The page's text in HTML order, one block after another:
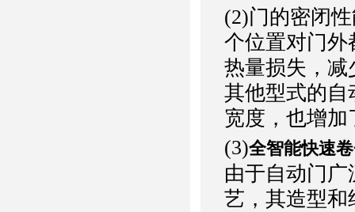
(2)门的密闭
个位置对门外
热量损失，减
其他型式的自
宽度，也增
(3)全智能快速
由于自动门
艺，其造型和